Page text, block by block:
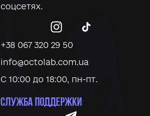
соцсетях.
+38 067 320 29 50
info@octolab.com.ua
С 10:00 до 18:00, пн-пт.
СЛУЖБА ПОДДЕРЖКИ